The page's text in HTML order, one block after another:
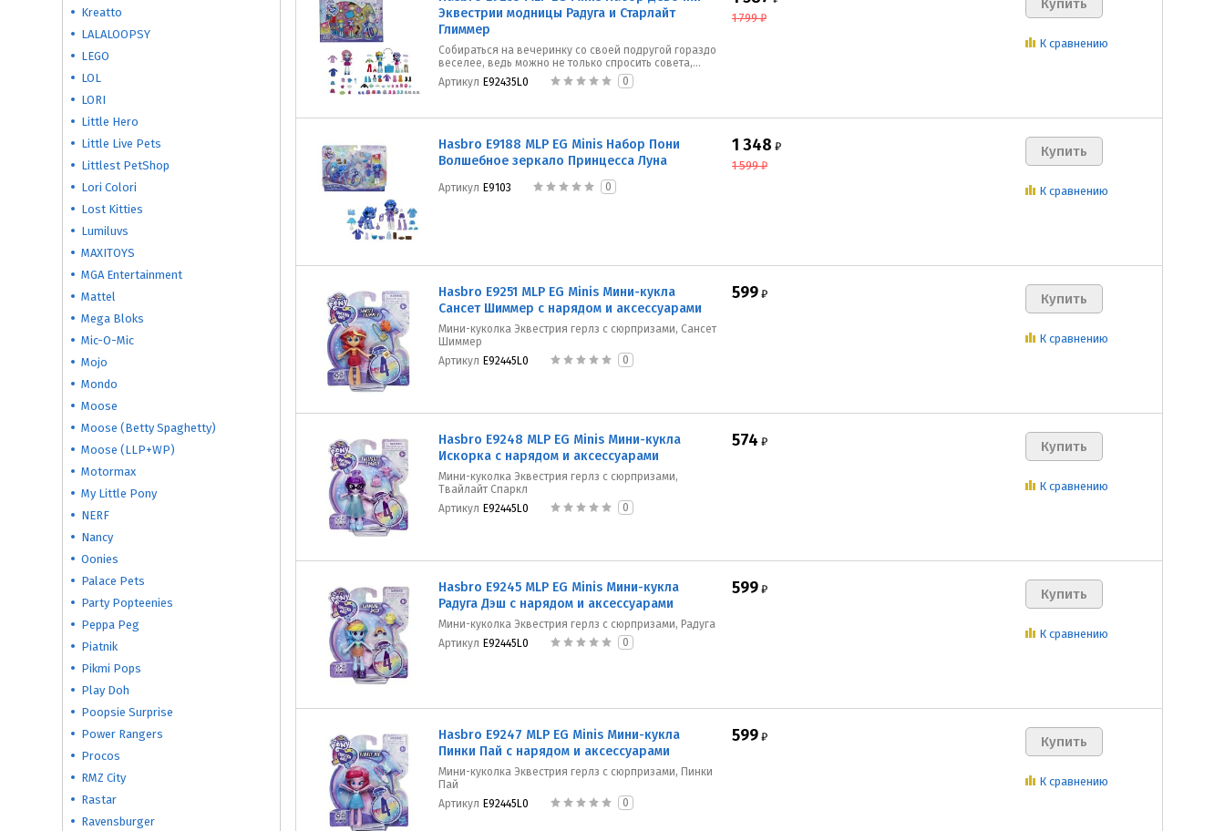
Kreatto
LALALOOPSY
LEGO
LOL
LORI
Little Hero
Little Live Pets
Littlest PetShop
Lori Colori
Lost Kitties
Lumiluvs
MAXITOYS
MGA Entertainment
Mattel
Mega Bloks
Mic-O-Mic
Mojo
Mondo
Moose
Moose (Betty Spaghetty)
Moose (LLP+WP)
Motormax
My Little Pony
NERF
Nancy
Oonies
Palace Pets
Party Popteenies
Peppa Peg
Piatnik
Pikmi Pops
Play Doh
Poopsie Surprise
Power Rangers
Procos
RMZ City
Rastar
Ravensburger
Эквестрии модницы Радуга и Старлайт
Глиммер
Собираться на вечеринку со своей подругой гораздо
веселее, ведь можно не только спросить совета,...
Артикул E92435L0 0
1 799 ₽
К сравнению
Hasbro E9188 MLP EG Minis Набор Пони
Волшебное зеркало Принцесса Луна
Артикул E9103 0
1 348 ₽
1 599 ₽
К сравнению
Hasbro E9251 MLP EG Minis Мини-кукла
Сансет Шиммер с нарядом и аксессуарами
Мини-куколка Эквестрия герлз с сюрпризами, Сансет
Шиммер
Артикул E92445L0 0
599 ₽
К сравнению
Hasbro E9248 MLP EG Minis Мини-кукла
Искорка с нарядом и аксессуарами
Мини-куколка Эквестрия герлз с сюрпризами,
Твайлайт Спаркл
Артикул E92445L0 0
574 ₽
К сравнению
Hasbro E9245 MLP EG Minis Мини-кукла
Радуга Дэш с нарядом и аксессуарами
Мини-куколка Эквестрия герлз с сюрпризами, Радуга
Артикул E92445L0 0
599 ₽
К сравнению
Hasbro E9247 MLP EG Minis Мини-кукла
Пинки Пай с нарядом и аксессуарами
Мини-куколка Эквестрия герлз с сюрпризами, Пинки
Пай
Артикул E92445L0 0
599 ₽
К сравнению